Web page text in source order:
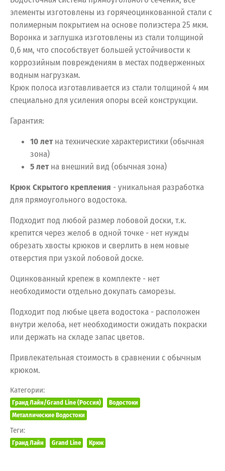
элементы изготовлены из горячеоцинкованной стали с
полимерным покрытием на основе полиэстера 25 мкм.
Воронка и заглушка изготовлены из стали толщиной
0,6 мм, что способствует большей устойчивости к
коррозийным повреждениям в местах подверженных
водным нагрузкам.
Крюк полоса изготавливается из стали толщиной 4 мм
специально для усиления опоры всей конструкции.
Гарантия:
10 летна технические характеристики (обычная
зона)
5 летна внешний вид (обычная зона)
Крюк Скрытого крепления - уникальная разработка
для прямоугольного водостока.
Подходит под любой размер лобовой доски, т.к.
крепится через желоб в одной точке - нет нужды
обрезать хвосты крюков и сверлить в нем новые
отверстия при узкой лобовой доске.
Оцинкованный крепеж в комплекте - нет
необходимости отдельно докупать саморезы.
Подходит под любые цвета водостока - расположен
внутри желоба, нет необходимости ожидать покраски
или держать на складе запас цветов.
Привлекательная стоимость в сравнении с обычным
крюком.
Категории:
Гранд Лайн/Grand Line (Россия)
Водостоки
Металлические Водостоки
Теги:
Гранд Лайн Grand Line Крюк